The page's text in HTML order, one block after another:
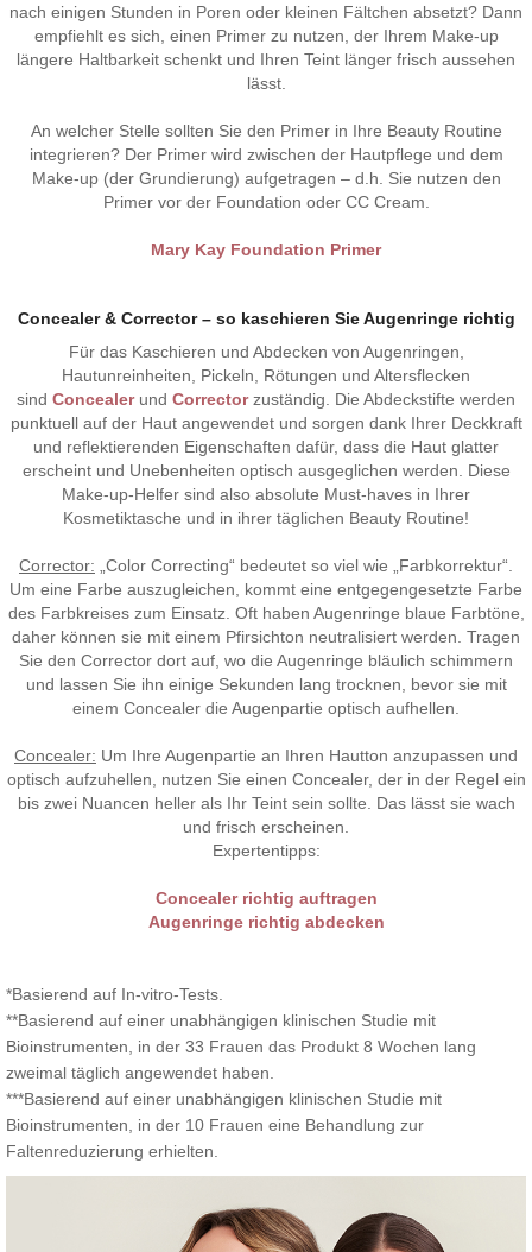
nach einigen Stunden in Poren oder kleinen Fältchen absetzt? Dann
empfiehlt es sich, einen Primer zu nutzen, der Ihrem Make-up
längere Haltbarkeit schenkt und Ihren Teint länger frisch aussehen
lässt.
An welcher Stelle sollten Sie den Primer in Ihre Beauty Routine
integrieren? Der Primer wird zwischen der Hautpflege und dem
Make-up (der Grundierung) aufgetragen – d.h. Sie nutzen den
Primer vor der Foundation oder CC Cream.
Mary Kay Foundation Primer
Concealer & Corrector – so kaschieren Sie Augenringe richtig
Für das Kaschieren und Abdecken von Augenringen,
Hautunreinheiten, Pickeln, Rötungen und Altersflecken
sind Concealerund Correctorzuständig. Die Abdeckstifte werden
punktuell auf der Haut angewendet und sorgen dank Ihrer Deckkraft
und reflektierenden Eigenschaften dafür, dass die Haut glatter
erscheint und Unebenheiten optisch ausgeglichen werden. Diese
Make-up-Helfer sind also absolute Must-haves in Ihrer
Kosmetiktasche und in ihrer täglichen Beauty Routine!
Corrector: „Color Correcting“ bedeutet so viel wie „Farbkorrektur“.
Um eine Farbe auszugleichen, kommt eine entgegengesetzte Farbe
des Farbkreises zum Einsatz. Oft haben Augenringe blaue Farbtöne,
daher können sie mit einem Pfirsichton neutralisiert werden. Tragen
Sie den Corrector dort auf, wo die Augenringe bläulich schimmern
und lassen Sie ihn einige Sekunden lang trocknen, bevor sie mit
einem Concealer die Augenpartie optisch aufhellen.
Concealer: Um Ihre Augenpartie an Ihren Hautton anzupassen und
optisch aufzuhellen, nutzen Sie einen Concealer, der in der Regel ein
bis zwei Nuancen heller als Ihr Teint sein sollte. Das lässt sie wach
und frisch erscheinen.
Expertentipps:
Concealer richtig auftragen
Augenringe richtig abdecken
*Basierend auf In-vitro-Tests.
**Basierend auf einer unabhängigen klinischen Studie mit
Bioinstrumenten, in der 33 Frauen das Produkt 8 Wochen lang
zweimal täglich angewendet haben.
***Basierend auf einer unabhängigen klinischen Studie mit
Bioinstrumenten, in der 10 Frauen eine Behandlung zur
Faltenreduzierung erhielten.